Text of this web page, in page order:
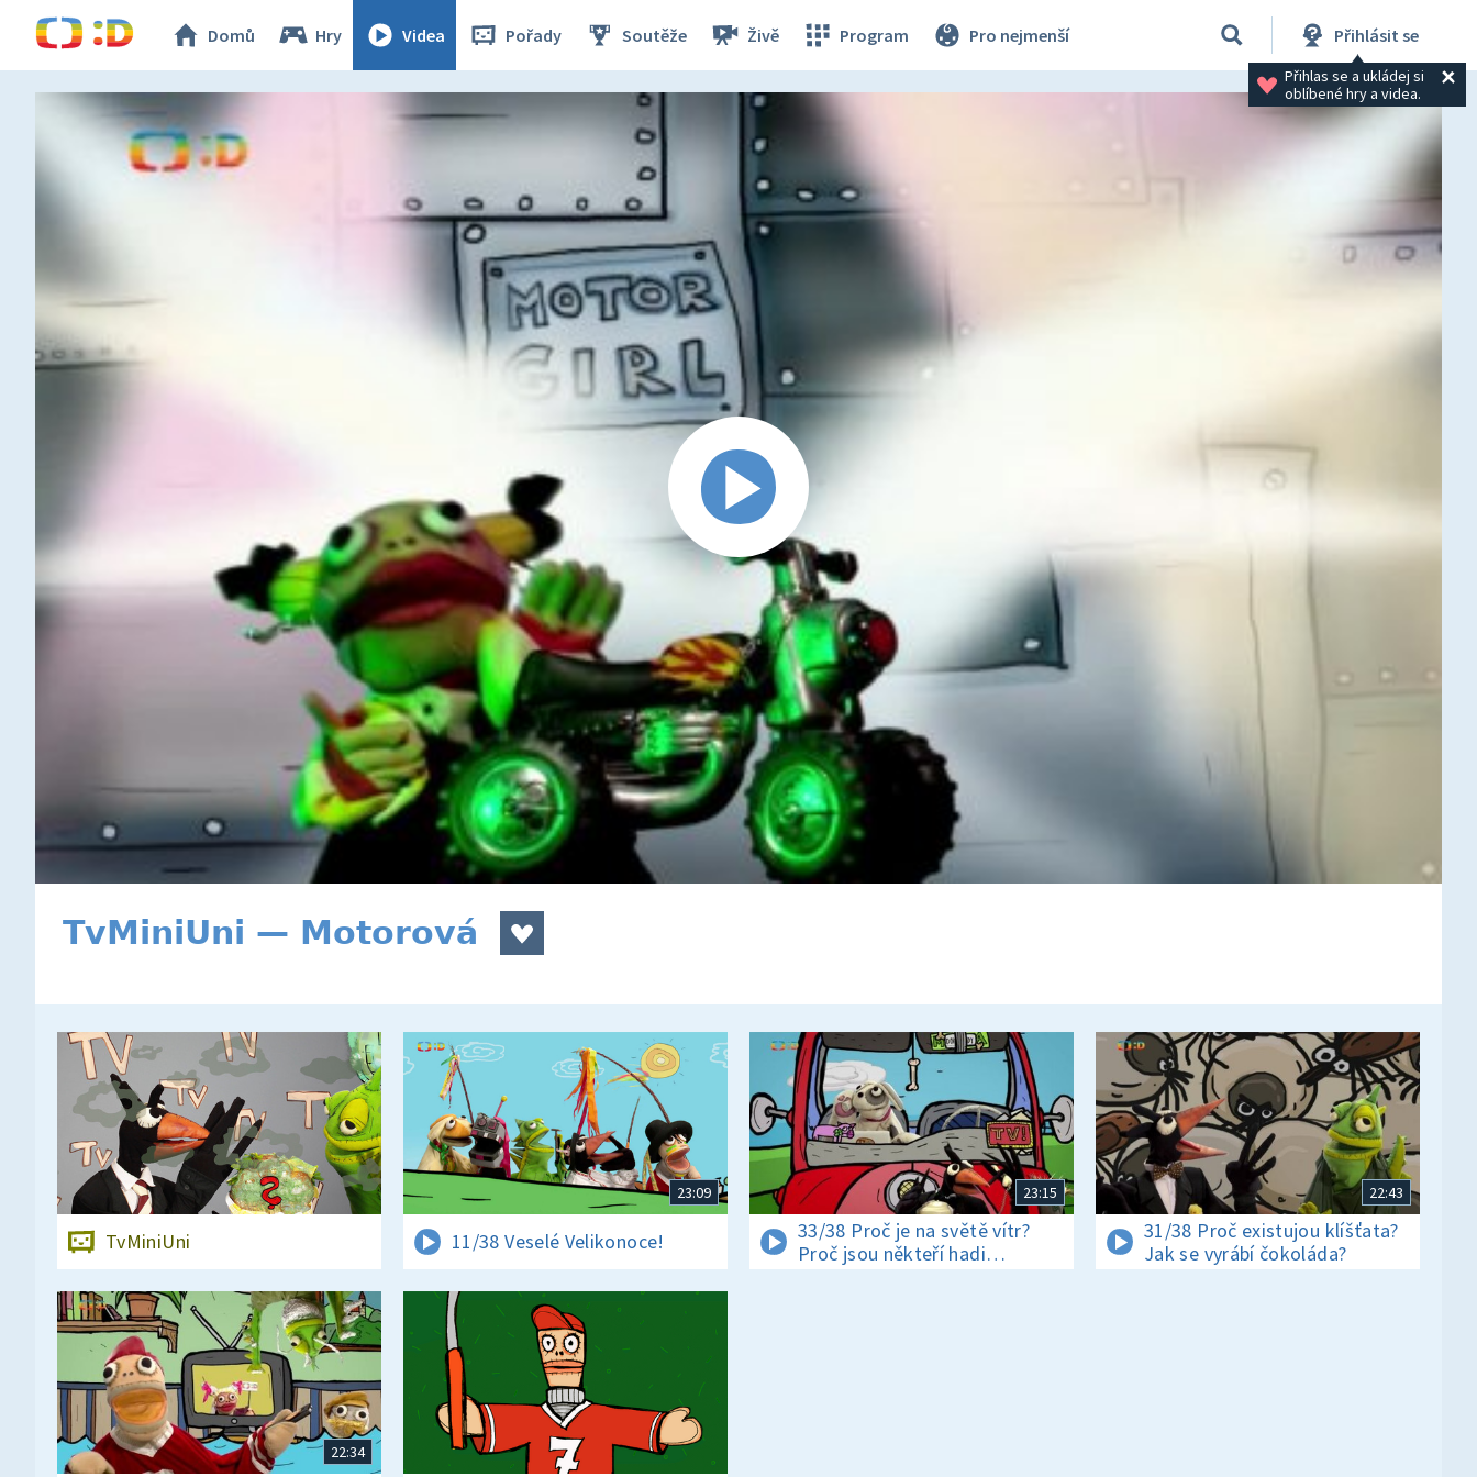
Domů Hry Videa Pořady Soutěže Živě Program Pro nejmenší Přihlásit se
Přihlas se a ukládej si
oblíbené hry a videa.
TvMiniUni — Motorová
TvMiniUni
23:09
11/38 Veselé Velikonoce!
23:15
33/38 Proč je na světě vítr?
Proč jsou někteří hadi
jedovatí?
22:43
31/38 Proč existujou klíšťata?
Jak se vyrábí čokoláda?
22:34